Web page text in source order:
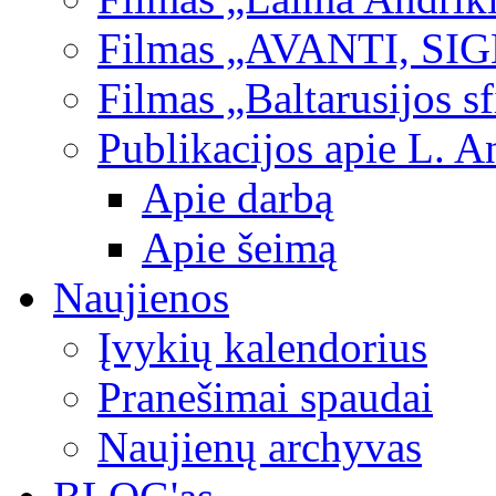
Filmas „AVANTI,
Filmas „Baltarusijos
Publikacijos apie L.
Apie darbą
Apie šeimą
Naujienos
Įvykių kalendorius
Pranešimai spaudai
Naujienų archyvas